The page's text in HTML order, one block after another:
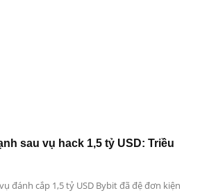
sau vụ hack 1,5 tỷ USD: Triều
đánh cắp 1,5 tỷ USD Bybit đã đệ đơn kiện